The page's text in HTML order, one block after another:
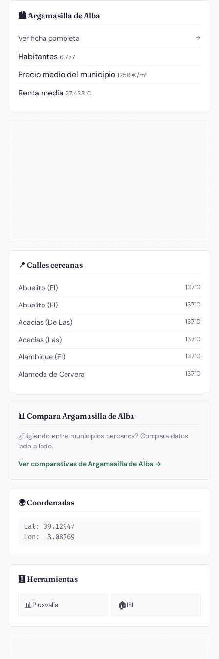
🏙️ Argamasilla de Alba
Ver ficha completa →
Habitantes 6.777
Precio medio del municipio 1256 €/m²
Renta media 27.433 €
📍 Calles cercanas
Abuelito (El) 13710
Abuelito (El) 13710
Acacias (De Las) 13710
Acacias (Las) 13710
Alambique (El) 13710
Alameda de Cervera 13710
📊 Compara Argamasilla de Alba
¿Eligiendo entre municipios cercanos? Compara datos
lado a lado.
Ver comparativas de Argamasilla de Alba →
🌍 Coordenadas
Lat: 39.12947
Lon: -3.08769
🧮 Herramientas
📊Plusvalía 🏠IBI